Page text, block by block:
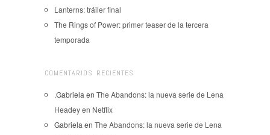
Lanterns: tráiler final
The Rings of Power: primer teaser de la tercera
temporada
COMENTARIOS RECIENTES
.Gabriela en The Abandons: la nueva serie de Lena
Headey en Netflix
Gabriela en The Abandons: la nueva serie de Lena